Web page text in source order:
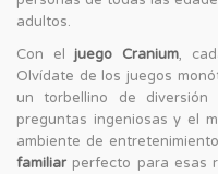
adultos.
Con eljuego Cranium,
Olvídate de los juegos
un torbellino de
preguntas ingeniosas y el
ambiente de
familiar perfecto para esas